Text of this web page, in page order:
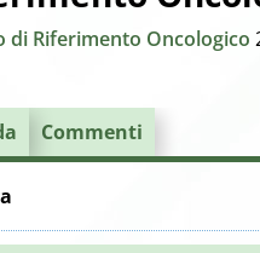
di Riferimento Oncologico
Commenti